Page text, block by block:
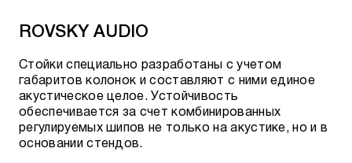
ROVSKY AUDIO
Стойки специально разработаны с учетом
габаритов колонок и составляют с ними единое
акустическое целое. Устойчивость
обеспечивается за счет комбинированных
регулируемых шипов не только на акустике, но и в
основании стендов.